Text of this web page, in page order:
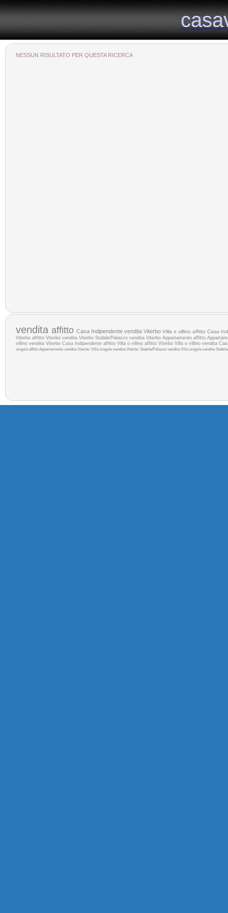
NESSUN RISULTATO PER QUESTA RICERCA
vendita affitto Casa Indipendente vendita Viterbo Villa o villino affitto Casa
Viterbo affitto Viterbo vendita Viterbo Stabile/Palazzo vendita Viterbo Appartamento affitto
villino vendita Viterbo Casa Indipendente affitto Villa o villino affitto Viterbo Villa o villino vendita
singola affitto Appartamento vendita Viterbo Villa singola vendita Viterbo Stabile/Palazzo venditaVilla singola vendita